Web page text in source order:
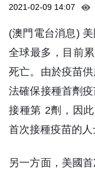
2021-02-09 14:07
(澳門電台消息)
全球最多，目前
死亡。由於疫苗
法確保接種首劑
接種第 2劑，因
首次接種疫苗的人
另一方面，美國